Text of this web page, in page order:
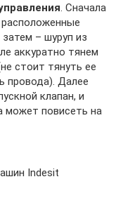
. Сначала
– шуруп из
аккуратно тянем
стоит тянуть ее
провода). Далее
клапан, и
может повисеть на
Indesit